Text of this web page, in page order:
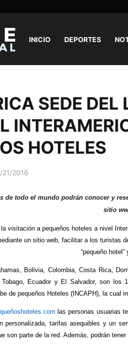
INICIO DEPORTES
SEDE
HOTELES
21/2016
de todo el mundo podrán conocer y
sitio
visitación a pequeños hoteles a nivel
un sitio web, facilitar a los turistas
“pequeño
Bolivia, Colombia, Costa Rica,
Ecuador y El Salvador, son
de pequeños Hoteles (INCAPH), la cual
las personas usuarias
personalizada, tarifas asequibles y un
son parte de la red. Además, podrán